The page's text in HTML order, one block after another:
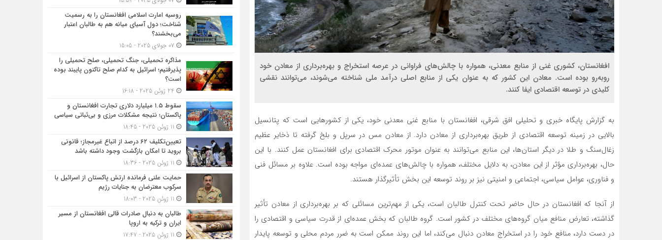
افغانستان، کشوری غنی از منابع معدنی، همواره با چالش‌های فراوانی در عرصه استخراج و بهره‌برداری از معادن خود
روبه‌رو بوده است. معادن این کشور که به عنوان یکی از منابع اصلی درآمد ملی شناخته می‌شوند، می‌توانند نقشی
کلیدی در توسعه اقتصادی ایفا کنند.
به گزارش پایگاه خبری و تحلیلی افق شرقی، افغانستان با منابع غنی معدنی خود، یکی از کشورهایی است که پتانسیل
بالایی در زمینه توسعه اقتصادی از طریق بهره‌برداری از معادن دارد. از معادن مس در سرپل و بلخ گرفته تا ذخایر عظیم
زغال‌سنگ و طلا در دیگر استان‌ها، این منابع می‌توانند به عنوان موتور محرک اقتصادی برای افغانستان عمل کنند. با این
حال، بهره‌برداری مؤثر از این معادن، به دلایل مختلف، همواره با چالش‌های عمده‌ای مواجه بوده است. علاوه بر مسائل فنی
و فناوری، عوامل سیاسی، اجتماعی و امنیتی نیز بر روند توسعه این بخش تأثیرگذار هستند.
از آنجا که افغانستان در حال حاضر تحت کنترل طالبان است، یکی از مهم‌ترین مسائلی که بر بهره‌برداری از معادن تأثیر
گذاشته، تعارض منافع میان گروه‌های مختلف در کشور است. گروه طالبان که بخش عمده‌ای از قدرت سیاسی و اقتصادی را
در دست دارد، منافع خود را در استخراج معادن دنبال می‌کند، اما این روند ممکن است به ضرر مردم محلی و توسعه پایدار
روسیه امارت اسلامی افغانستان را به رسمیت
شناخت؛ دول آسیای میانه هم به طالبان اعتبار
می‎‌بخشند؟
مذاکره تحمیلی، جنگ تحمیلی، صلح تحمیلی را
پذیرفتیم؛ اسرائیل به کدام صلح تاکنون پایبند بوده
است؟
سقوط ۱.۵ میلیارد دلاری تجارت افغانستان و
پاکستان؛ نتیجه مشکلات مرزی و بی‌ثباتی سیاسی
تعیین‌تکلیف ۶۲ درصد از اتباع غیرمجاز؛ قانونی
بروید تا امکان بازگشت وجود داشته باشد
حمایت علنی فرمانده ارتش پاکستان از اسرائیل با
سرکوب معترضان به جنایات رژیم
طالبان به دنبال صادرات قالی افغانستان از مسیر
ایران و ترکیه به اروپا